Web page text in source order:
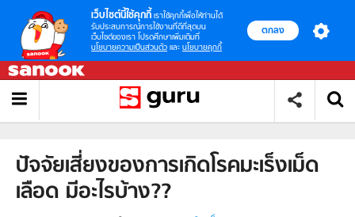
เว็บไซต์นี้ใช้คุกกี้ เราใช้คุกกี้เพื่อให้ท่านได้
รับประสบการณ์การใช้งานที่ดีที่สุดบน
เว็บไซต์ของเรา โปรดศึกษาเพิ่มเติมที่
นโยบายความเป็นส่วนตัว และ นโยบายคุกกี้
ตกลง
ปัจจัยเสี่ยงของการเกิดโรคมะเร็งเม็ด
เลือด มีอะไรบ้าง??